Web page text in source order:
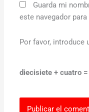
Guarda mi
este navegador
Por favor, introduce
diecisiete + cuatro =